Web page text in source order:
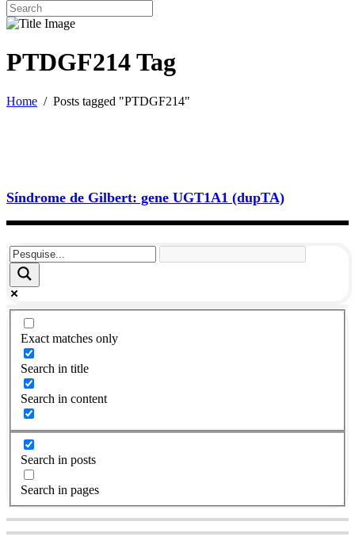
PTDGF214 Tag
Home / Posts tagged "PTDGF214"
Síndrome de Gilbert: gene UGT1A1 (dupTA)
Exact matches only
Search in title
Search in content
Search in posts
Search in pages